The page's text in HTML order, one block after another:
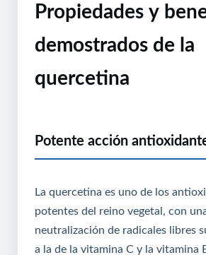
Propiedades y
demostrados de la
quercetina
Potente acción
La quercetina es uno de los
potentes del reino vegetal, con
neutralización de radicales libres
a la de la vitamina C y la vitamina